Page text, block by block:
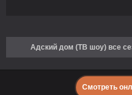
Адский дом (ТВ шоу) все
Смотреть